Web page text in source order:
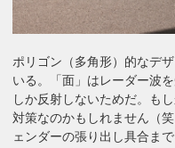
ポリゴン（多角形）的なデ
いる。「面」はレーダー波
しか反射しないためだ。も
対策なのかもしれません（
ェンダーの張り出し具合ま